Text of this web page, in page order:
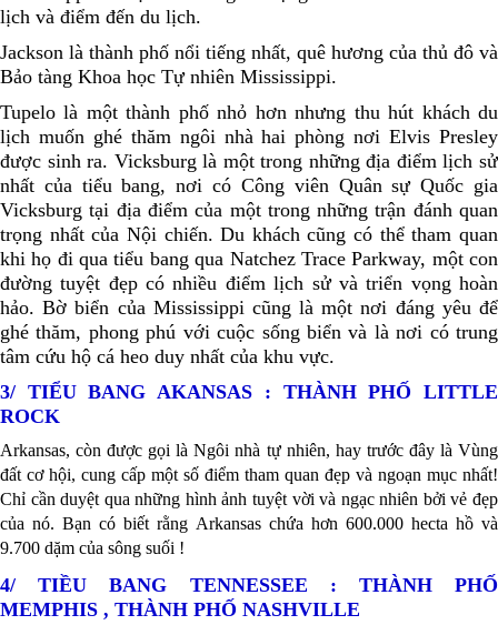
lịch và điểm đến du lịch.
Jackson là thành phố nổi tiếng nhất, quê hương của thủ đô và
Bảo tàng Khoa học Tự nhiên Mississippi.
Tupelo là một thành phố nhỏ hơn nhưng thu hút khách du
lịch muốn ghé thăm ngôi nhà hai phòng nơi Elvis Presley
được sinh ra. Vicksburg là một trong những địa điểm lịch sử
nhất của tiểu bang, nơi có Công viên Quân sự Quốc gia
Vicksburg tại địa điểm của một trong những trận đánh quan
trọng nhất của Nội chiến. Du khách cũng có thể tham quan
khi họ đi qua tiểu bang qua Natchez Trace Parkway, một con
đường tuyệt đẹp có nhiều điểm lịch sử và triển vọng hoàn
hảo. Bờ biển của Mississippi cũng là một nơi đáng yêu để
ghé thăm, phong phú với cuộc sống biển và là nơi có trung
tâm cứu hộ cá heo duy nhất của khu vực.
3/ TIỂU BANG AKANSAS : THÀNH PHỐ LITTLE
ROCK
Arkansas, còn được gọi là Ngôi nhà tự nhiên, hay trước đây là Vùng
đất cơ hội, cung cấp một số điểm tham quan đẹp và ngoạn mục nhất!
Chỉ cần duyệt qua những hình ảnh tuyệt vời và ngạc nhiên bởi vẻ đẹp
của nó. Bạn có biết rằng Arkansas chứa hơn 600.000 hecta hồ và
9.700 dặm của sông suối !
4/ TIỀU BANG TENNESSEE : THÀNH PHỐ
MEMPHIS , THÀNH PHỐ NASHVILLE